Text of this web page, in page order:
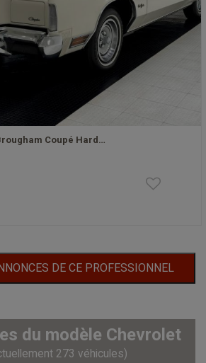
Coupé Hard…
DE CE PROFESSIONNEL
du modèle Chevrolet
273 véhicules)